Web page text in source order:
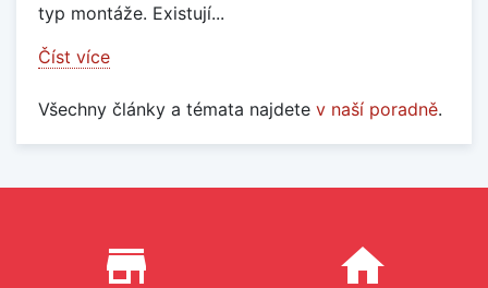
typ montáže. Existují...
Číst více
Všechny články a témata najdete v naší poradně.
Proč nakupovat u nás?
store_mall_directory home